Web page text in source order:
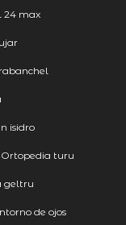
24 max
isidro
Ortopedia turu
geltru
de ojos